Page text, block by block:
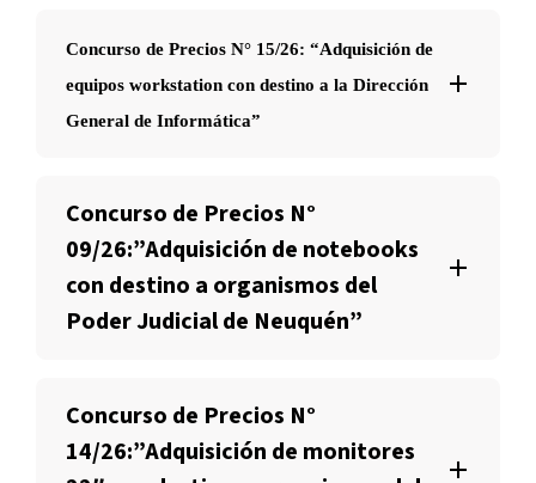
Concurso de Precios N° 15/26: “Adquisición de
equipos workstation con destino a la Dirección
General de Informática”
Concurso de Precios N°
09/26:”Adquisición de notebooks
con destino a organismos del
Poder Judicial de Neuquén”
Concurso de Precios N°
14/26:”Adquisición de monitores